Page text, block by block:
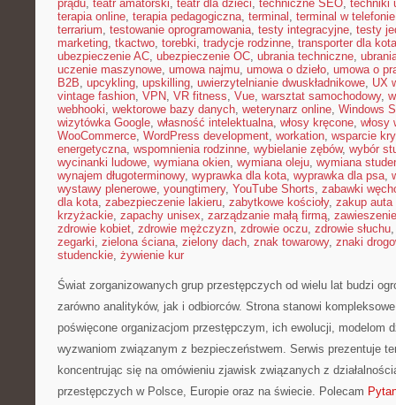
prądu, teatr amatorski, teatr dla dzieci, techniczne SEO, techniki
terapia online, terapia pedagogiczna, terminal , terminal w telefonie
terrarium, testowanie oprogramowania, testy integracyjne, testy
marketing, tkactwo, torebki, tradycje rodzinne, transporter dla kota
ubezpieczenie AC, ubezpieczenie OC, ubrania techniczne,
uczenie maszynowe, umowa najmu, umowa o dzieło, umowa o
B2B, upcykling, upskilling, uwierzytelnianie dwuskładnikowe, UX
vintage fashion, VPN, VR fitness, Vue, warsztat samochodowy,
webhooki, wektorowe bazy danych, weterynarz online, Windows
wizytówka Google, własność intelektualna, włosy kręcone, włosy
WooCommerce, WordPress development, workation, wsparcie
energetyczna, wspomnienia rodzinne, wybielanie zębów, wybór
wycinanki ludowe, wymiana okien, wymiana oleju, wymiana
wynajem długoterminowy, wyprawka dla kota, wyprawka dla psa,
wystawy plenerowe, youngtimery, YouTube Shorts, zabawki
dla kota, zabezpieczenie lakieru, zabytkowe kościoły, zakup auta
krzyżackie, zapachy unisex, zarządzanie małą firmą, zawieszenie
zdrowie kobiet, zdrowie mężczyzn, zdrowie oczu, zdrowie słuchu
zegarki, zielona ściana, zielony dach, znak towarowy, znaki
studenckie, żywienie kur
Świat zorganizowanych grup przestępczych od wielu lat budzi
zarówno analityków, jak i odbiorców. Strona stanowi
poświęcone organizacjom przestępczym, ich ewolucji, modelom
wyzwaniom związanym z bezpieczeństwem. Serwis prezentuje
koncentrując się na omówieniu zjawisk związanych z
przestępczych w Polsce, Europie oraz na świecie. Polecam